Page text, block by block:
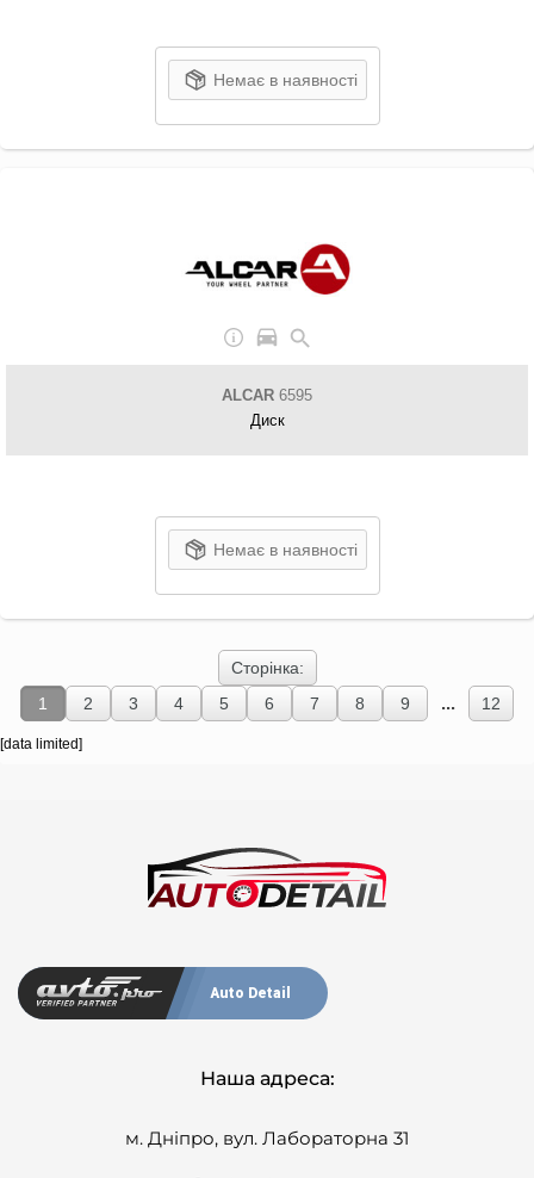
Немає в наявності
ALCAR 6595
Диск
Немає в наявності
Сторінка:
1
2 3 4 5 6 7 8 9 ... 12
[data limited]
Auto Detail
Наша адреса:
м. Дніпро, вул. Лабораторна 31